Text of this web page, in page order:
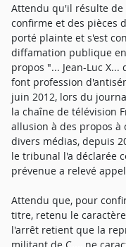
Attendu qu'il résulte
confirme et des pièces
porté plainte et s'est
diffamation publique
propos "... Jean-Luc
font profession
juin 2012, lors du
la chaîne de télévision
allusion à des propos à
divers médias, depuis
le tribunal l'a déclarée
prévenue a relevé
Attendu que, pour
titre, retenu le
l'arrêt retient que la